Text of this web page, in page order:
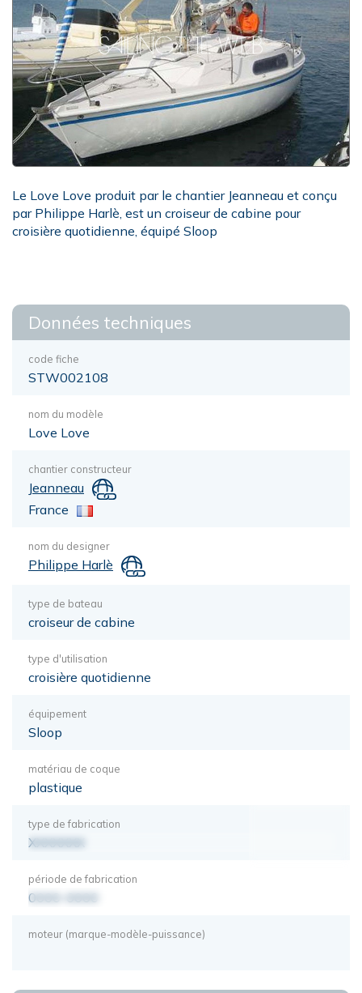
Le Love Love produit par le chantier Jeanneau et conçu
par Philippe Harlè, est un croiseur de cabine pour
croisière quotidienne, équipé Sloop
Données techniques
code fiche
STW002108
nom du modèle
Love Love
chantier constructeur
Jeanneau
France
nom du designer
Philippe Harlè
type de bateau
croiseur de cabine
type d'utilisation
croisière quotidienne
équipement
Sloop
matériau de coque
plastique
type de fabrication
XXXXXXX
période de fabrication
0000-0000
moteur (marque-modèle-puissance)